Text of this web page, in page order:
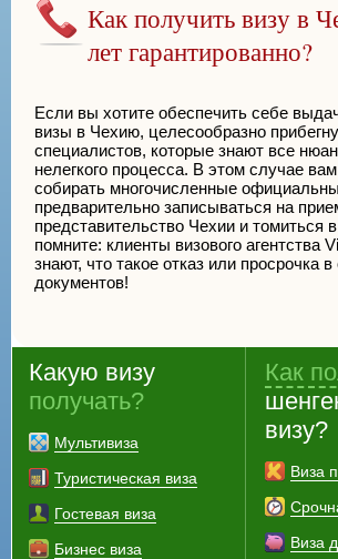
Как получить визу в
лет гарантированно?
Если вы хотите обеспечить себе
визы в Чехию, целесообразно
специалистов, которые знают все
нелегкого процесса. В этом случае
собирать многочисленные
предварительно записываться на
представительство Чехии и томиться
помните: клиенты визового агентства
знают, что такое отказ или просрочка
документов!
Какую визу
получать?
Мультивиза
Туристическая виза
Гостевая виза
Бизнес виза
Как
визу?
Виза
Виза